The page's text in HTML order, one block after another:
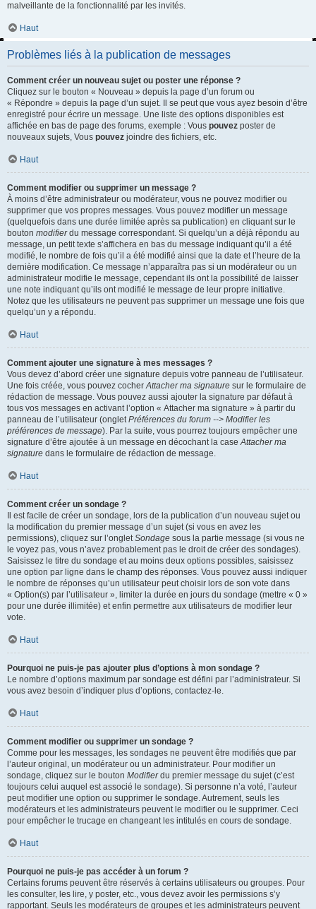
malveillante de la fonctionnalité par les invités.
Haut
Problèmes liés à la publication de messages
Comment créer un nouveau sujet ou poster une réponse ?
Cliquez sur le bouton « Nouveau » depuis la page d’un forum ou
« Répondre » depuis la page d’un sujet. Il se peut que vous ayez besoin d’être
enregistré pour écrire un message. Une liste des options disponibles est
affichée en bas de page des forums, exemple : Vous pouvez poster de
nouveaux sujets, Vous pouvez joindre des fichiers, etc.
Haut
Comment modifier ou supprimer un message ?
À moins d’être administrateur ou modérateur, vous ne pouvez modifier ou
supprimer que vos propres messages. Vous pouvez modifier un message
(quelquefois dans une durée limitée après sa publication) en cliquant sur le
bouton modifierdu message correspondant. Si quelqu’un a déjà répondu au
message, un petit texte s’affichera en bas du message indiquant qu’il a été
modifié, le nombre de fois qu’il a été modifié ainsi que la date et l’heure de la
dernière modification. Ce message n’apparaîtra pas si un modérateur ou un
administrateur modifie le message, cependant ils ont la possibilité de laisser
une note indiquant qu’ils ont modifié le message de leur propre initiative.
Notez que les utilisateurs ne peuvent pas supprimer un message une fois que
quelqu’un y a répondu.
Haut
Comment ajouter une signature à mes messages ?
Vous devez d’abord créer une signature depuis votre panneau de l’utilisateur.
Une fois créée, vous pouvez cocherAttacher ma signature sur le formulaire de
rédaction de message. Vous pouvez aussi ajouter la signature par défaut à
tous vos messages en activant l’option « Attacher ma signature » à partir du
panneau de l’utilisateur (ongletPréférences du forum --> Modifier les
préférences de message). Par la suite, vous pourrez toujours empêcher une
signature d’être ajoutée à un message en décochant la caseAttacher ma
signature dans le formulaire de rédaction de message.
Haut
Comment créer un sondage ?
Il est facile de créer un sondage, lors de la publication d’un nouveau sujet ou
la modification du premier message d’un sujet (si vous en avez les
permissions), cliquez sur l’ongletSondage sous la partie message (si vous ne
le voyez pas, vous n’avez probablement pas le droit de créer des sondages).
Saisissez le titre du sondage et au moins deux options possibles, saisissez
une option par ligne dans le champ des réponses. Vous pouvez aussi indiquer
le nombre de réponses qu’un utilisateur peut choisir lors de son vote dans
« Option(s) par l’utilisateur », limiter la durée en jours du sondage (mettre « 0 »
pour une durée illimitée) et enfin permettre aux utilisateurs de modifier leur
vote.
Haut
Pourquoi ne puis-je pas ajouter plus d’options à mon sondage ?
Le nombre d’options maximum par sondage est défini par l’administrateur. Si
vous avez besoin d’indiquer plus d’options, contactez-le.
Haut
Comment modifier ou supprimer un sondage ?
Comme pour les messages, les sondages ne peuvent être modifiés que par
l’auteur original, un modérateur ou un administrateur. Pour modifier un
sondage, cliquez sur le bouton Modifierdu premier message du sujet (c’est
toujours celui auquel est associé le sondage). Si personne n’a voté, l’auteur
peut modifier une option ou supprimer le sondage. Autrement, seuls les
modérateurs et les administrateurs peuvent le modifier ou le supprimer. Ceci
pour empêcher le trucage en changeant les intitulés en cours de sondage.
Haut
Pourquoi ne puis-je pas accéder à un forum ?
Certains forums peuvent être réservés à certains utilisateurs ou groupes. Pour
les consulter, les lire, y poster, etc., vous devez avoir les permissions s’y
rapportant. Seuls les modérateurs de groupes et les administrateurs peuvent